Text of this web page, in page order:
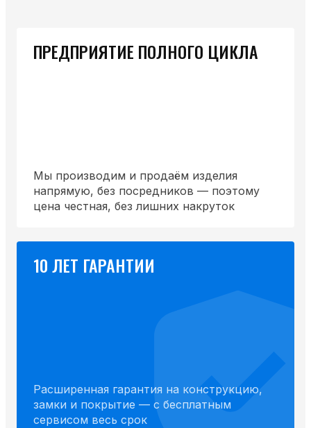
ПРЕДПРИЯТИЕ ПОЛНОГО ЦИКЛА
Мы производим и продаём изделия
напрямую, без посредников — поэтому
цена честная, без лишних накруток
10 ЛЕТ ГАРАНТИИ
Расширенная гарантия на конструкцию,
замки и покрытие — с бесплатным
сервисом весь срок